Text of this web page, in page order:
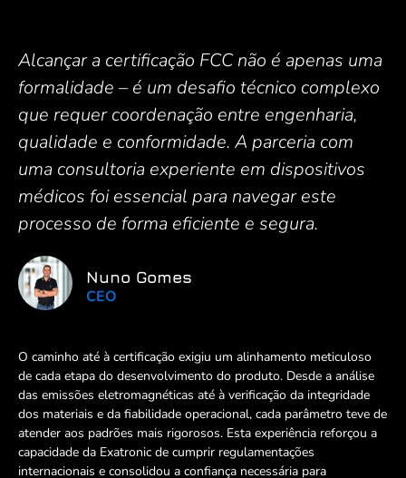
Alcançar a certificação FCC não é apenas uma
formalidade – é um desafio técnico complexo
que requer coordenação entre engenharia,
qualidade e conformidade. A parceria com
uma consultoria experiente em dispositivos
médicos foi essencial para navegar este
processo de forma eficiente e segura.
Nuno Gomes
CEO
O caminho até à certificação exigiu um alinhamento meticuloso
de cada etapa do desenvolvimento do produto. Desde a análise
das emissões eletromagnéticas até à verificação da integridade
dos materiais e da fiabilidade operacional, cada parâmetro teve de
atender aos padrões mais rigorosos. Esta experiência reforçou a
capacidade da Exatronic de cumprir regulamentações
internacionais e consolidou a confiança necessária para